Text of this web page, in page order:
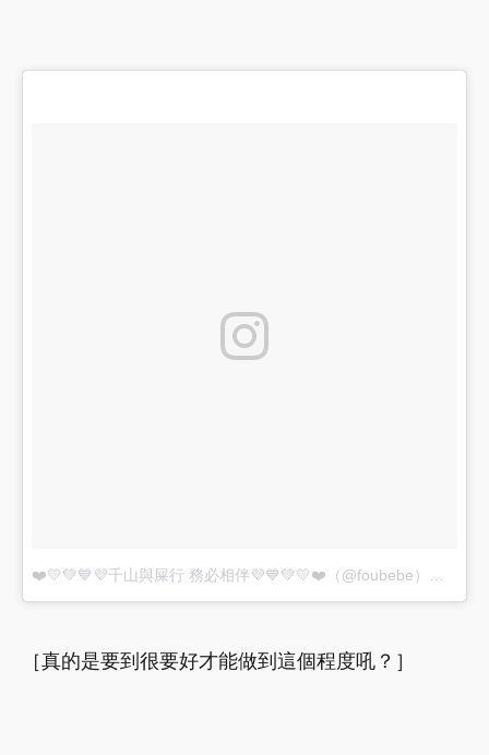
［真的是要到很要好才能做到這個程度吼？］